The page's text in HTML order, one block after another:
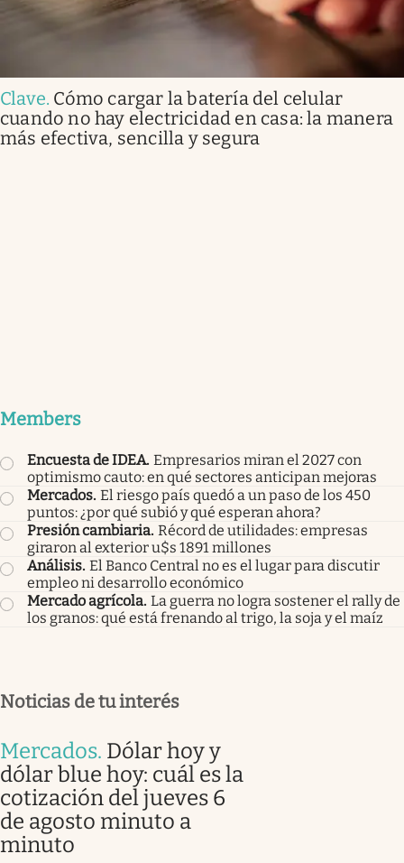
Clave. Cómo cargar la batería del celular
cuando no hay electricidad en casa: la manera
más efectiva, sencilla y segura
Members
Encuesta de IDEA. Empresarios miran el 2027 con
optimismo cauto: en qué sectores anticipan mejoras
Mercados. El riesgo país quedó a un paso de los 450
puntos: ¿por qué subió y qué esperan ahora?
Presión cambiaria. Récord de utilidades: empresas
giraron al exterior u$s 1891 millones
Análisis. El Banco Central no es el lugar para discutir
empleo ni desarrollo económico
Mercado agrícola. La guerra no logra sostener el rally de
los granos: qué está frenando al trigo, la soja y el maíz
Noticias de tu interés
Mercados. Dólar hoy y
dólar blue hoy: cuál es la
cotización del jueves 6
de agosto minuto a
minuto